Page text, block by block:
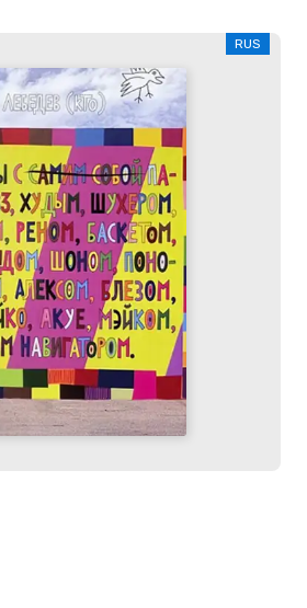
RUS